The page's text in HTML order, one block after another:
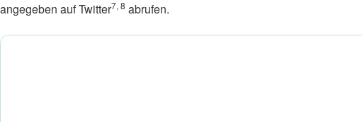
angegeben auf Twitter7, 8 abrufen.